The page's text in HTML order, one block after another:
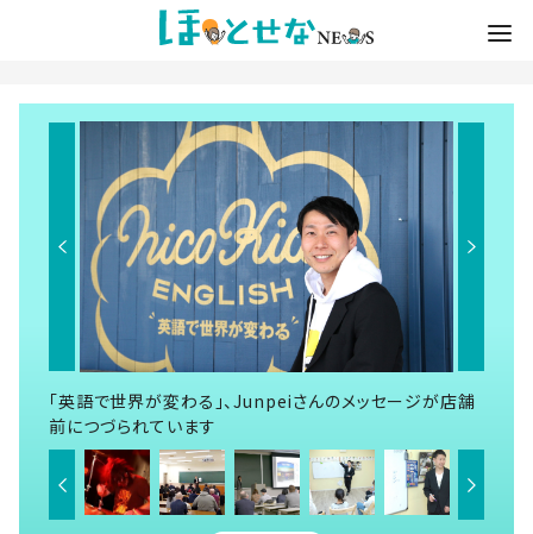
「英語で世界が変わる」、Junpeiさんのメッセージが店舗
前につづられています